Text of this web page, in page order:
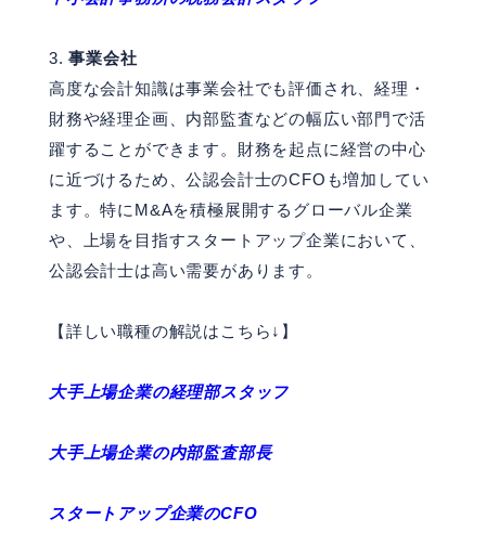
事業会社
高度な会計知識は事業会社でも評価され、経理・
財務や経理企画、内部監査などの幅広い部門で活
躍することができます。財務を起点に経営の中心
に近づけるため、公認会計士のCFOも増加してい
ます。特にM&Aを積極展開するグローバル企業
や、上場を目指すスタートアップ企業において、
公認会計士は高い需要があります。
【詳しい職種の解説はこちら↓】
大手上場企業の経理部スタッフ
大手上場企業の内部監査部長
スタートアップ企業のCFO